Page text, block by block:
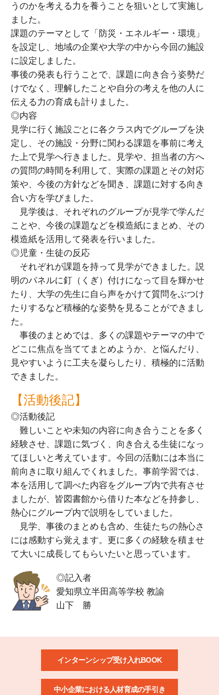
うのかを考える力を養うことを狙いとして実施し
ました。
課題のテーマとして「防災・エネルギー・環境」
を設定し、地域の企業や大学の中から今回の施設
に設定しました。
事後の発表も行うことで、課題に向き合う姿勢だ
けでなく、理解したことや自分の考えを他の人に
伝える力の育成も計りました。
◎内容
見学に行く施設ごとに各クラス内でグループを決
定し、その施設・分野に関わる課題を事前に考え
た上で見学へ行きました。見学や、担当者の方へ
の質問の時間を利用して、実際の課題とその対応
策や、今後の方針などを聞き、課題に対する向き
合い方を学びました。
見学後は、それぞれのグループが見学で学んだ
ことや、今後の課題などを模造紙にまとめ、その
模造紙を活用して発表を行いました。
◎児童・生徒の反応
それぞれが課題を持って見学ができました。説
明のパネルに釘（くぎ）付けになって目を輝かせ
たり、大学の先生に自ら声をかけて質問をぶつけ
たりするなど積極的な姿勢を見ることができまし
た。
事後のまとめでは、多くの課題やテーマの中で
どこに焦点を当ててまとめようか、と悩んだり、
見やすいように工夫を凝らしたり、積極的に活動
できました。
【活動後記】
◎活動後記
難しいことや未知の内容に向き合うことを多く
経験させ、課題に気づく、向き合える生徒になっ
てほしいと考えています。今回の活動には本当に
前向きに取り組んでくれました。事前学習では、
本を活用して調べた内容をグループ内で共有させ
ましたが、皆図書館から借りた本などを持参し、
熱心にグループ内で説明をしていました。
見学、事後のまとめも含め、生徒たちの熱心さ
には感動すら覚えます。更に多くの経験を積ませ
て大いに成長してもらいたいと思っています。
◎記入者
愛知県立半田高等学校 教諭
山下 勝
インターンシップ受け入れBOOK
中小企業における人材育成の手引き